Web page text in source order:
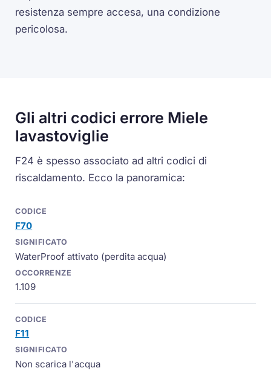
resistenza sempre accesa, una condizione
pericolosa.
Gli altri codici errore Miele
lavastoviglie
F24 è spesso associato ad altri codici di
riscaldamento. Ecco la panoramica:
F70
WaterProof attivato (perdita acqua)
1.109
F11
Non scarica l'acqua